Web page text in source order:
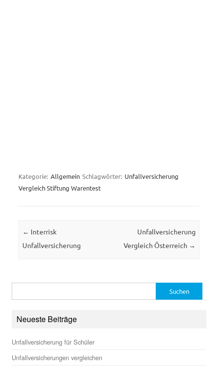
Kategorie: Allgemein Schlagwörter: Unfallversicherung
Vergleich Stiftung Warentest
Beitrags-Navigation
← Interrisk
Unfallversicherung
Unfallversicherung
Vergleich Österreich →
nach:
Neueste Beiträge
Unfallversicherung für Schüler
Unfallversicherungen vergleichen